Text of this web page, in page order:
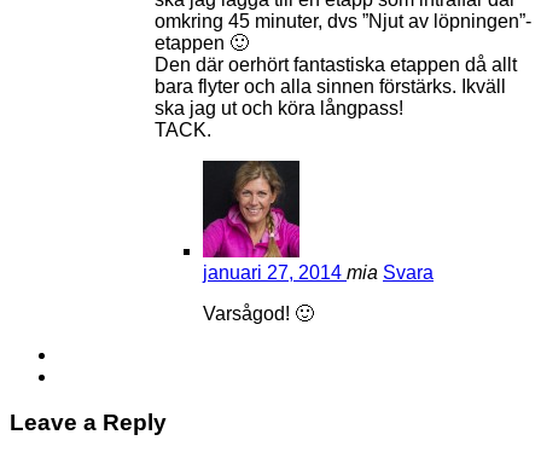
omkring 45 minuter, dvs ”Njut av löpningen”-
etappen 🙂
Den där oerhört fantastiska etappen då allt
bara flyter och alla sinnen förstärks. Ikväll
ska jag ut och köra långpass!
TACK.
januari 27, 2014 mia Svara
Varsågod! 🙂
Leave a Reply